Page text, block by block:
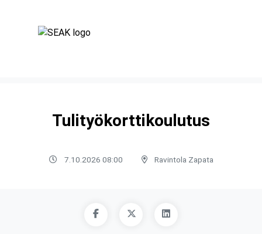
Tulityökorttikoulutus
7.10.2026 08:00 Ravintola Zapata